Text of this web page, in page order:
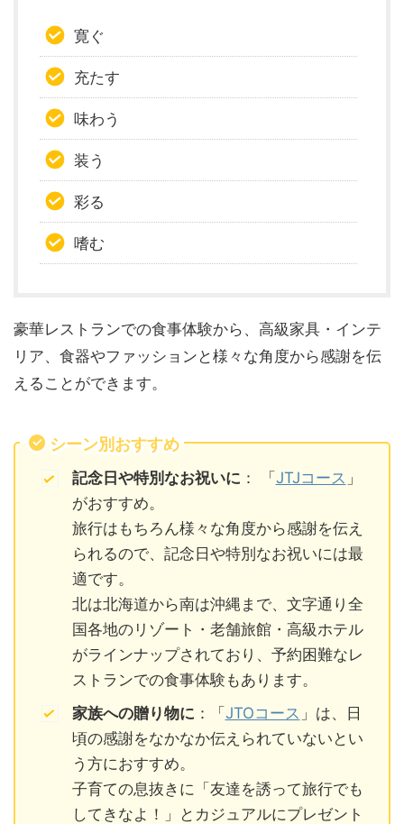
寛ぐ
充たす
味わう
装う
彩る
嗜む
豪華レストランでの食事体験から、高級家具・インテ
リア、食器やファッションと様々な角度から感謝を伝
えることができます。
シーン別おすすめ
記念日や特別なお祝いに ： 「 JTJコース 」
がおすすめ。
旅行はもちろん様々な角度から感謝を伝え
られるので、記念日や特別なお祝いには最
適です。
北は北海道から南は沖縄まで、文字通り全
国各地のリゾート・老舗旅館・高級ホテル
がラインナップされており、予約困難なレ
ストランでの食事体験もあります。
家族への贈り物に ：「JTOコース 」は、日
頃の感謝をなかなか伝えられていないとい
う方におすすめ。
子育ての息抜きに「友達を誘って旅行でも
してきなよ！」とカジュアルにプレゼント